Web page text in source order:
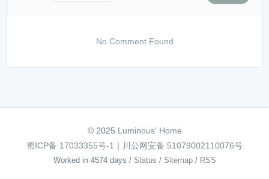
No Comment Found
© 2025 Luminous' Home
蜀ICP备 17033355号-1 ｜ 川公网安备 51079002110076号
Worked in 4574 days / Status / Sitemap / RSS